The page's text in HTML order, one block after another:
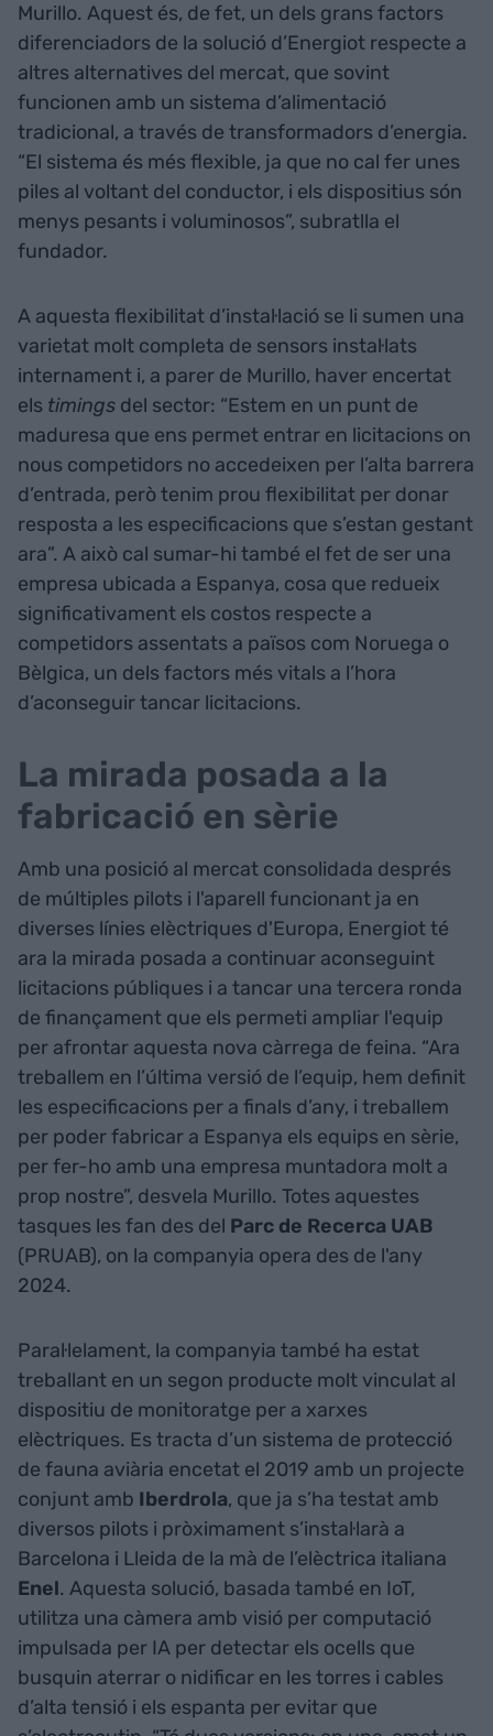
Murillo. Aquest és, de fet, un dels grans factors
diferenciadors de la solució d’Energiot respecte a
altres alternatives del mercat, que sovint
funcionen amb un sistema d’alimentació
tradicional, a través de transformadors d’energia.
“El sistema és més flexible, ja que no cal fer unes
piles al voltant del conductor, i els dispositius són
menys pesants i voluminosos”, subratlla el
fundador.
A aquesta flexibilitat d’instal·lació se li sumen una
varietat molt completa de sensors instal·lats
internament i, a parer de Murillo, haver encertat
els timings del sector: “Estem en un punt de
maduresa que ens permet entrar en licitacions on
nous competidors no accedeixen per l’alta barrera
d’entrada, però tenim prou flexibilitat per donar
resposta a les especificacions que s’estan gestant
ara”. A això cal sumar-hi també el fet de ser una
empresa ubicada a Espanya, cosa que redueix
significativament els costos respecte a
competidors assentats a països com Noruega o
Bèlgica, un dels factors més vitals a l’hora
d’aconseguir tancar licitacions.
La mirada posada a la
fabricació en sèrie
Amb una posició al mercat consolidada després
de múltiples pilots i l'aparell funcionant ja en
diverses línies elèctriques d'Europa, Energiot té
ara la mirada posada a continuar aconseguint
licitacions públiques i a tancar una tercera ronda
de finançament que els permeti ampliar l'equip
per afrontar aquesta nova càrrega de feina. “Ara
treballem en l’última versió de l’equip, hem definit
les especificacions per a finals d’any, i treballem
per poder fabricar a Espanya els equips en sèrie,
per fer-ho amb una empresa muntadora molt a
prop nostre”, desvela Murillo. Totes aquestes
tasques les fan des del Parc de Recerca UAB
(PRUAB), on la companyia opera des de l'any
2024.
Paral·lelament, la companyia també ha estat
treballant en un segon producte molt vinculat al
dispositiu de monitoratge per a xarxes
elèctriques. Es tracta d’un sistema de protecció
de fauna aviària encetat el 2019 amb un projecte
conjunt amb Iberdrola, que ja s’ha testat amb
diversos pilots i pròximament s’instal·larà a
Barcelona i Lleida de la mà de l’elèctrica italiana
Enel. Aquesta solució, basada també en IoT,
utilitza una càmera amb visió per computació
impulsada per IA per detectar els ocells que
busquin aterrar o nidificar en les torres i cables
d’alta tensió i els espanta per evitar que